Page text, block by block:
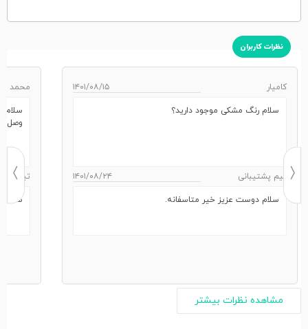
نظرات کاربران
کامیار ۱۴۰۱/۰۸/۱۵
سلام رنگ مشکی موجود دارید؟
تیم پشتیبانی ۱۴۰۱/۰۸/۲۴
سلام دوست عزیز خیر متاسفانه.
محمد
وصل
تیم
سلام
مشاهده نظرات بیشتر